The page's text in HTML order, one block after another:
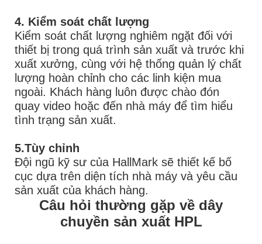
4. Kiểm soát chất lượng
Kiểm soát chất lượng nghiêm ngặt đối với
thiết bị trong quá trình sản xuất và trước khi
xuất xưởng, cùng với hệ thống quản lý chất
lượng hoàn chỉnh cho các linh kiện mua
ngoài. Khách hàng luôn được chào đón
quay video hoặc đến nhà máy để tìm hiểu
tình trạng sản xuất.
5.Tùy chỉnh
Đội ngũ kỹ sư của HallMark sẽ thiết kế bố
cục dựa trên diện tích nhà máy và yêu cầu
sản xuất của khách hàng.
Câu hỏi thường gặp về dây
chuyền sản xuất HPL